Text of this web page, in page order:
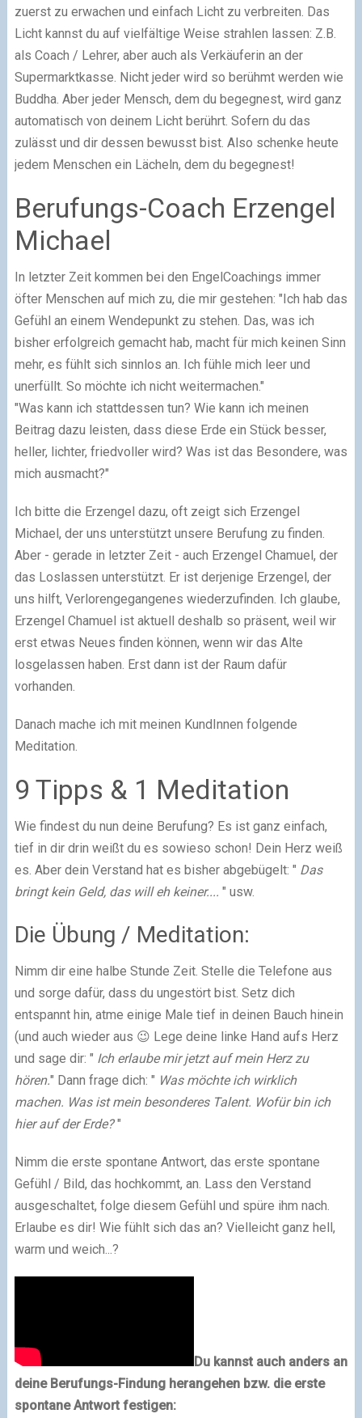
zuerst zu erwachen und einfach Licht zu verbreiten. Das
Licht kannst du auf vielfältige Weise strahlen lassen: Z.B.
als Coach / Lehrer, aber auch als Verkäuferin an der
Supermarktkasse. Nicht jeder wird so berühmt werden wie
Buddha. Aber jeder Mensch, dem du begegnest, wird ganz
automatisch von deinem Licht berührt. Sofern du das
zulässt und dir dessen bewusst bist. Also schenke heute
jedem Menschen ein Lächeln, dem du begegnest!
Berufungs-Coach Erzengel
Michael
In letzter Zeit kommen bei den EngelCoachings immer
öfter Menschen auf mich zu, die mir gestehen: "Ich hab das
Gefühl an einem Wendepunkt zu stehen. Das, was ich
bisher erfolgreich gemacht hab, macht für mich keinen Sinn
mehr, es fühlt sich sinnlos an. Ich fühle mich leer und
unerfüllt. So möchte ich nicht weitermachen."
"Was kann ich stattdessen tun? Wie kann ich meinen
Beitrag dazu leisten, dass diese Erde ein Stück besser,
heller, lichter, friedvoller wird? Was ist das Besondere, was
mich ausmacht?"
Ich bitte die Erzengel dazu, oft zeigt sich Erzengel
Michael, der uns unterstützt unsere Berufung zu finden.
Aber - gerade in letzter Zeit - auch Erzengel Chamuel, der
das Loslassen unterstützt. Er ist derjenige Erzengel, der
uns hilft, Verlorengegangenes wiederzufinden. Ich glaube,
Erzengel Chamuel ist aktuell deshalb so präsent, weil wir
erst etwas Neues finden können, wenn wir das Alte
losgelassen haben. Erst dann ist der Raum dafür
vorhanden.
Danach mache ich mit meinen KundInnen folgende
Meditation.
9 Tipps & 1 Meditation
Wie findest du nun deine Berufung? Es ist ganz einfach,
tief in dir drin weißt du es sowieso schon! Dein Herz weiß
es. Aber dein Verstand hat es bisher abgebügelt: " Das
bringt kein Geld, das will eh keiner.... " usw.
Die Übung / Meditation:
Nimm dir eine halbe Stunde Zeit. Stelle die Telefone aus
und sorge dafür, dass du ungestört bist. Setz dich
entspannt hin, atme einige Male tief in deinen Bauch hinein
(und auch wieder aus 😉 Lege deine linke Hand aufs Herz
und sage dir: " Ich erlaube mir jetzt auf mein Herz zu
hören." Dann frage dich: " Was möchte ich wirklich
machen. Was ist mein besonderes Talent. Wofür bin ich
hier auf der Erde?"
Nimm die erste spontane Antwort, das erste spontane
Gefühl / Bild, das hochkommt, an. Lass den Verstand
ausgeschaltet, folge diesem Gefühl und spüre ihm nach.
Erlaube es dir! Wie fühlt sich das an? Vielleicht ganz hell,
warm und weich...?
Du kannst auch anders an
deine Berufungs-Findung herangehen bzw. die erste
spontane Antwort festigen: